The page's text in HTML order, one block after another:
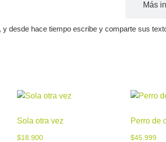
Más
desde hace tiempo escribe y comparte sus
Sola otra vez
$18.900
Perro de
$45.999